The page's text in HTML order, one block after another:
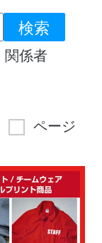
関係者
ページ